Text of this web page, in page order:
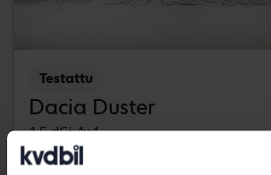
Testattu
Dacia Duster
1.5 dCi 4x4
2017
170 220 km